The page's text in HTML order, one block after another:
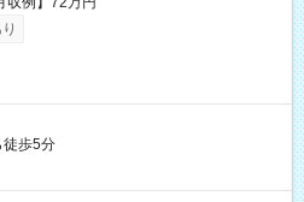
徒歩5分